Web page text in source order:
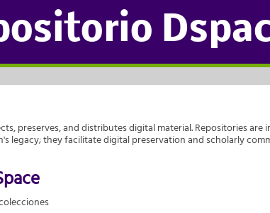
preserves, and distributes digital material. Repositories are
legacy; they facilitate digital preservation and scholarly